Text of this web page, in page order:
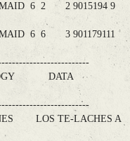
6 2 2 9015194 9
6 6 3 901179111
OGY DATA
LOS TE-LACHES A